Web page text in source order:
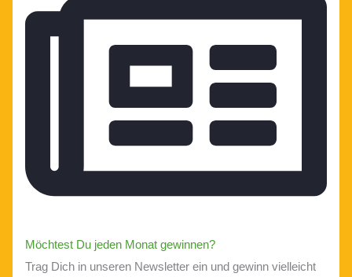
Möchtest Du jeden Monat gewinnen?
Trag Dich in unseren Newsletter ein und gewinn vielleicht